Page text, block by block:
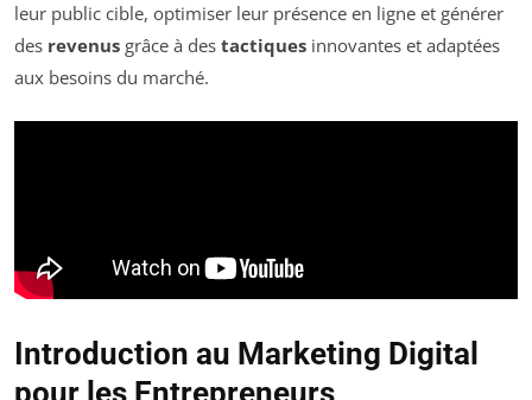
leur public cible, optimiser leur présence en ligne et générer
des revenus grâce à des tactiques innovantes et adaptées
aux besoins du marché.
Introduction au Marketing Digital
pour les Entrepreneurs